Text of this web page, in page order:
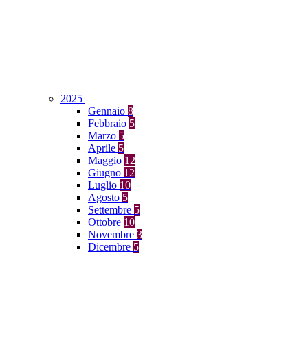
2025
Gennaio 8
Febbraio 5
Marzo 5
Aprile 5
Maggio 12
Giugno 12
Luglio 10
Agosto 5
Settembre 5
Ottobre 10
Novembre 3
Dicembre 5